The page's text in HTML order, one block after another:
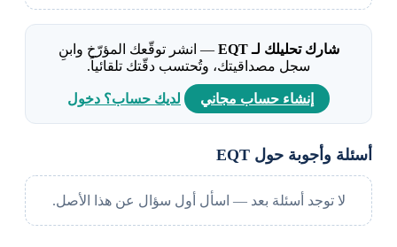
شارك تحليلك لـ EQT
— انشر توقّعك المؤرّخ وابنِ
سجل مصداقيتك، وتُحتسب دقّتك تلقائياً.
إنشاء حساب مجاني لديك حساب؟ دخول
أسئلة وأجوبة حول EQT
لا توجد أسئلة بعد — اسأل أول سؤال عن هذا الأصل.